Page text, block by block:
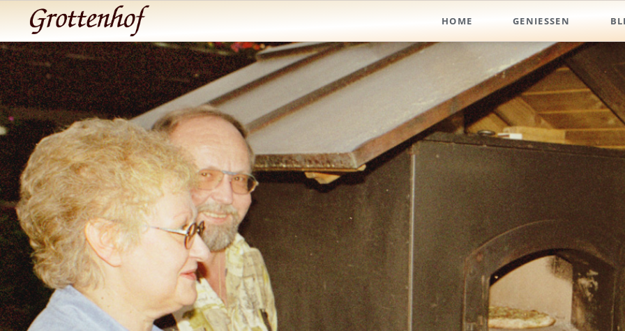
HOME GENIESSEN